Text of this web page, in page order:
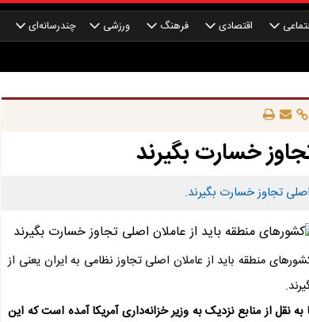
اقتصادی فرهنگ ورزشی چندرسانه‌ای
خسارت بگیرند
تجاوز خسارت بگیرند.
منطقه باید از عاملان اصلی تجاوز نظامی به ایران یعنی از
از منابع نزدیک به وزیر خزانه‌داری آمریکا آمده است که این